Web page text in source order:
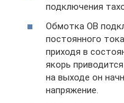
подключения
Обмотка ОВ
постоянного
приходя в
якорь
на выходе он
напряжение.